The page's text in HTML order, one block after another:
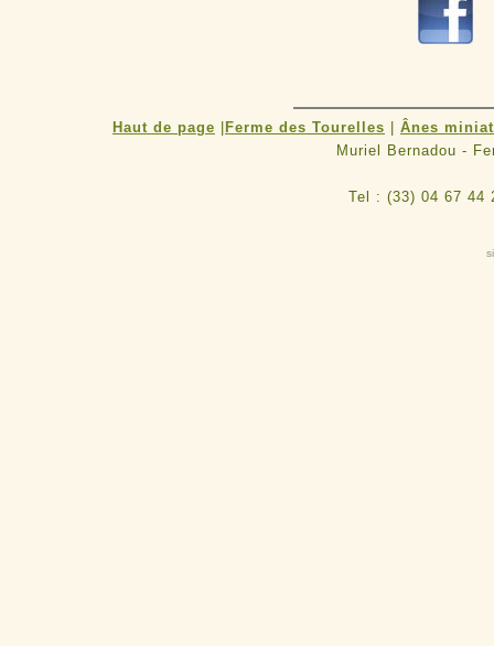
Haut de page Ferme des Tourelles
Ânes
Muriel Bernadou -
Tel : (33) 04 67 44